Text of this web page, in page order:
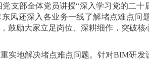
支部全体党员讲授“深入学习党的二十
风还深入各业务一线了解堵点难点问
鼓励大家立足岗位、深耕细作，突破
实地解决堵点难点问题。针对BIM研发